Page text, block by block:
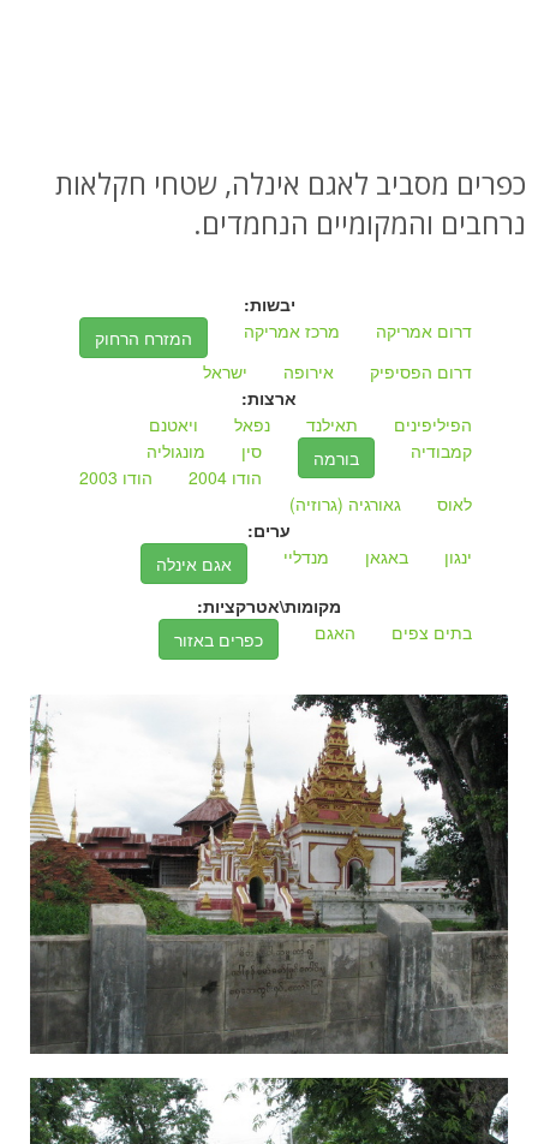
כפרים מסביב לאגם אינלה, שטחי חקלאות
נרחבים והמקומיים הנחמדים.
יבשות:
דרום אמריקה
מרכז אמריקה
המזרח הרחוק
דרום הפסיפיק
אירופה
ישראל
ארצות:
הפיליפינים
תאילנד נפאל
ויאטנם
קמבודיה
בורמה סין
מונגוליה
הודו 2004
הודו 2003
לאוס
גאורגיה (גרוזיה)
ערים:
ינגון
באגאן מנדליי
אגם אינלה
מקומות\אטרקציות:
בתים צפים
האגם כפרים באזור